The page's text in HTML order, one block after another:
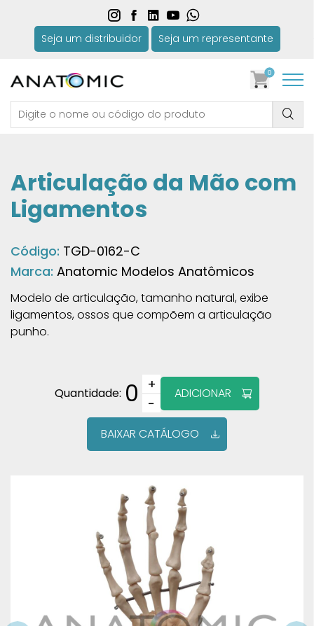
Seja um distribuidor Seja um representante
0
Articulação da Mão com
Ligamentos
Código: TGD-0162-C
Marca: Anatomic Modelos Anatômicos
Modelo de articulação, tamanho natural, exibe
ligamentos, ossos que compõem a articulação
punho.
Quantidade: 0
+
−
ADICIONAR
BAIXAR CATÁLOGO